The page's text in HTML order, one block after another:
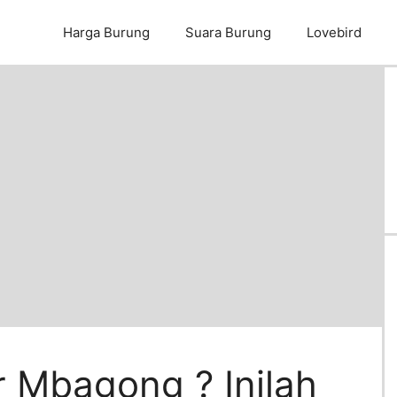
Harga Burung Suara Burung Lovebird
Mbagong ? Inilah